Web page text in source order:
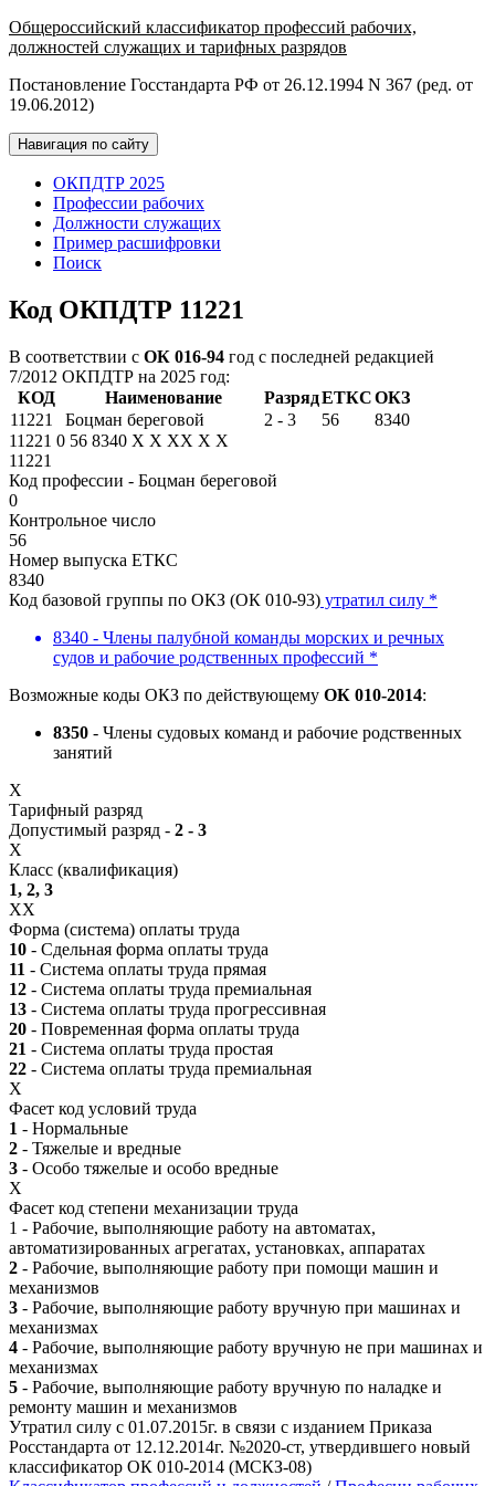
Общероссийский классификатор профессий рабочих,
должностей служащих и тарифных разрядов
Постановление Госстандарта РФ от 26.12.1994 N 367 (ред. от
19.06.2012)
Навигация по сайту
ОКПДТР 2025
Профессии рабочих
Должности служащих
Пример расшифровки
Поиск
Код ОКПДТР 11221
В соответствии с ОК 016-94 год с последней редакцией
7/2012 ОКПДТР на 2025 год:
КОД
Наименование РазрядЕТКСОКЗ
11221
Боцман береговой 2 - 3 56
8340
11221 0 56 8340 X X XX X X
11221
Код профессии - Боцман береговой
0
Контрольное число
56
Номер выпуска ЕТКС
8340
Код базовой группы по ОКЗ (ОК 010-93) утратил силу *
8340 - Члены палубной команды морских и речных
судов и рабочие родственных профессий *
Возможные коды ОКЗ по действующему ОК 010-2014:
8350 - Члены судовых команд и рабочие родственных
занятий
X
Тарифный разряд
Допустимый разряд - 2 - 3
X
Класс (квалификация)
1, 2, 3
XX
Форма (система) оплаты труда
10 - Сдельная форма оплаты труда
11 - Система оплаты труда прямая
12 - Система оплаты труда премиальная
13 - Система оплаты труда прогрессивная
20 - Повременная форма оплаты труда
21 - Система оплаты труда простая
22 - Система оплаты труда премиальная
X
Фасет код условий труда
1 - Нормальные
2 - Тяжелые и вредные
3 - Особо тяжелые и особо вредные
X
Фасет код степени механизации труда
1 - Рабочие, выполняющие работу на автоматах,
автоматизированных агрегатах, установках, аппаратах
2 - Рабочие, выполняющие работу при помощи машин и
механизмов
3 - Рабочие, выполняющие работу вручную при машинах и
механизмах
4 - Рабочие, выполняющие работу вручную не при машинах и
механизмах
5 - Рабочие, выполняющие работу вручную по наладке и
ремонту машин и механизмов
Утратил силу с 01.07.2015г. в связи с изданием Приказа
Росстандарта от 12.12.2014г. №2020-ст, утвердившего новый
классификатор ОК 010-2014 (МСКЗ-08)